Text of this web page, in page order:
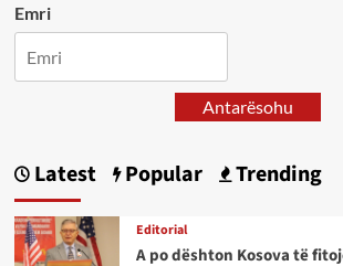
Emri
Antarësohu
Latest Popular Trending
Editorial
A po dështon Kosova të